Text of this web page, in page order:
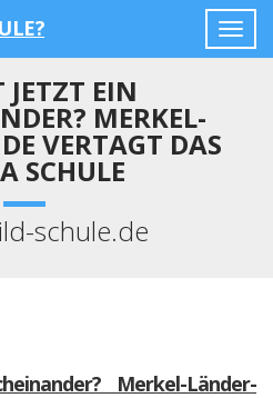
JETZT EIN
MERKEL-
VERTAGT DAS
SCHULE
schule.de
Merkel-Länder-